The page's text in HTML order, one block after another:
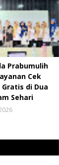
Prabumulih
Cek
di Dua
Sehari